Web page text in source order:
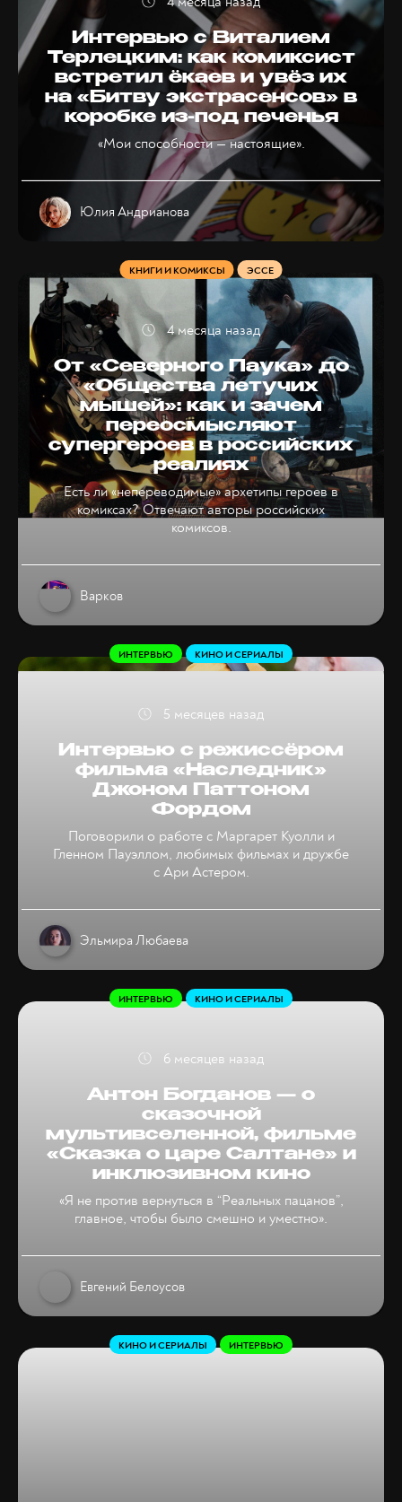
Интервью с Виталием
Терлецким: как комиксист
встретил ёкаев и увёз их
на «Битву экстрасенсов» в
коробке из-под печенья
«Мои способности — настоящие».
Юлия Андрианова
От «Северного Паука» до
«Общества летучих
мышей»: как и зачем
переосмысляют
супергероев в российских
реалиях
Есть ли «непереводимые» архетипы героев в
комиксах? Отвечают авторы российских
комиксов.
КНИГИ И КОМИКСЫ ЭССЕ
Варков
4 месяца назад
Интервью с режиссёром
фильма «Наследник»
Джоном Паттоном
Фордом
Поговорили о работе с Маргарет Куолли и
Гленном Пауэллом, любимых фильмах и дружбе
с Ари Астером.
ИНТЕРВЬЮ КИНО И СЕРИАЛЫ
Эльмира Любаева
5 месяцев назад
Антон Богданов — о
сказочной
мультивселенной, фильме
«Сказка о царе Салтане» и
инклюзивном кино
«Я не против вернуться в “Реальных пацанов”,
главное, чтобы было смешно и уместно».
ИНТЕРВЬЮ КИНО И СЕРИАЛЫ
Евгений Белоусов
6 месяцев назад
КИНО И СЕРИАЛЫ ИНТЕРВЬЮ